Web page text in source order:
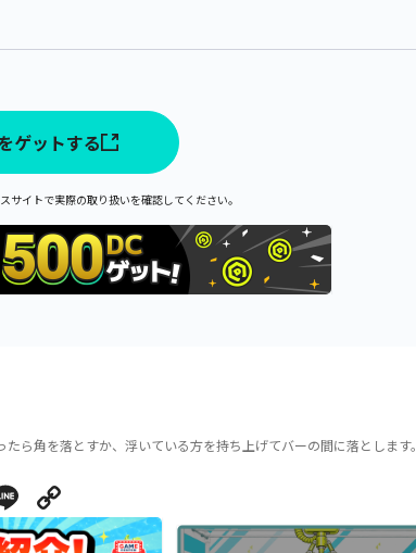
ゲットする
イトで実際の取り扱いを確認してください。
ら角を落とすか、浮いている方を持ち上げてバーの間に落とします。
Line